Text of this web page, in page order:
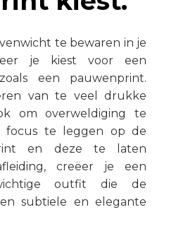
te bewaren in je
je kiest voor een
een pauwenprint.
van te veel drukke
om overweldiging te
focus te leggen op de
en deze te laten
creëer je een
outfit die de
subtiele en elegante